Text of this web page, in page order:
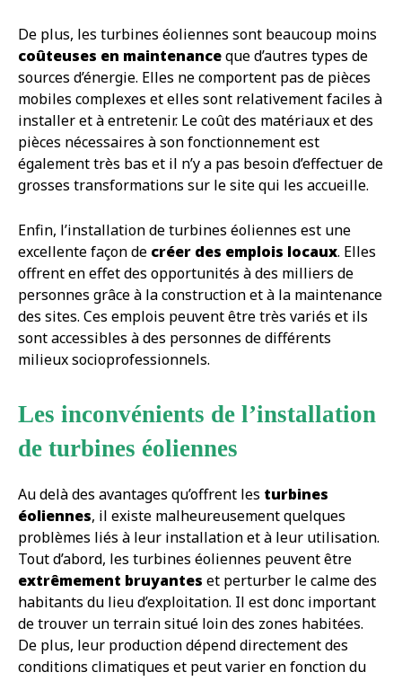
De plus, les turbines éoliennes sont beaucoup moins
coûteuses en maintenanceque d’autres types de
sources d’énergie. Elles ne comportent pas de pièces
mobiles complexes et elles sont relativement faciles à
installer et à entretenir. Le coût des matériaux et des
pièces nécessaires à son fonctionnement est
également très bas et il n’y a pas besoin d’effectuer de
grosses transformations sur le site qui les accueille.
Enfin, l’installation de turbines éoliennes est une
excellente façon de créer des emplois locaux. Elles
offrent en effet des opportunités à des milliers de
personnes grâce à la construction et à la maintenance
des sites. Ces emplois peuvent être très variés et ils
sont accessibles à des personnes de différents
milieux socioprofessionnels.
Les inconvénients de l’installation
de turbines éoliennes
Au delà des avantages qu’offrent les turbines
éoliennes, il existe malheureusement quelques
problèmes liés à leur installation et à leur utilisation.
Tout d’abord, les turbines éoliennes peuvent être
extrêmement bruyantes et perturber le calme des
habitants du lieu d’exploitation. Il est donc important
de trouver un terrain situé loin des zones habitées.
De plus, leur production dépend directement des
conditions climatiques et peut varier en fonction du